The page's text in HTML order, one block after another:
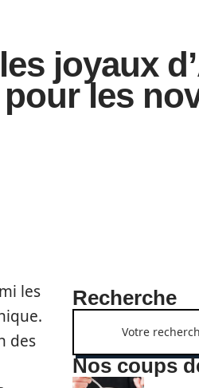
joyaux
les
les
des
Recherche
Nos coups